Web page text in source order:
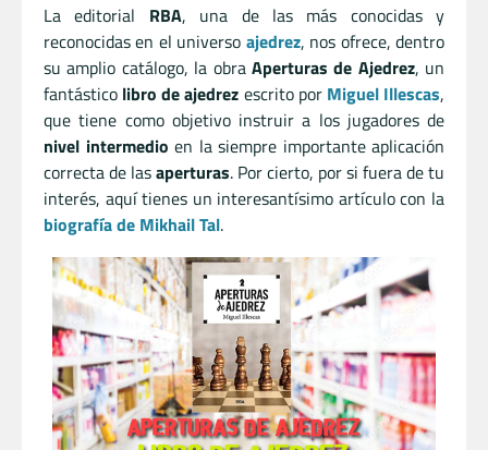
La editorial RBA, una de las más conocidas y
reconocidas en el universo ajedrez, nos ofrece, dentro
su amplio catálogo, la obra Aperturas de Ajedrez, un
fantástico libro de ajedrez escrito por Miguel Illescas,
que tiene como objetivo instruir a los jugadores de
nivel intermedio en la siempre importante aplicación
correcta de lasaperturas. Por cierto, por si fuera de tu
interés, aquí tienes un interesantísimo artículo con la
biografía de Mikhail Tal.